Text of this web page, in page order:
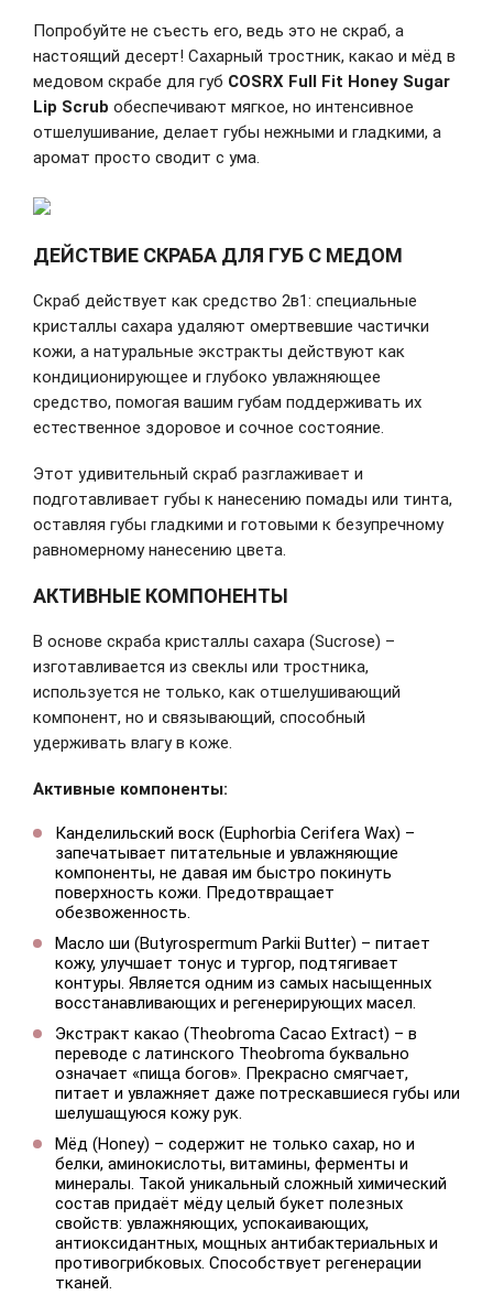
Попробуйте не съесть его, ведь это не скраб, а
настоящий десерт! Сахарный тростник, какао и мёд в
медовом скрабе для губ COSRX Full Fit Honey Sugar
Lip Scrub обеспечивают мягкое, но интенсивное
отшелушивание, делает губы нежными и гладкими, а
аромат просто сводит с ума.
ДЕЙСТВИЕ СКРАБА ДЛЯ ГУБ С МЕДОМ
Скраб действует как средство 2в1: специальные
кристаллы сахара удаляют омертвевшие частички
кожи, а натуральные экстракты действуют как
кондиционирующее и глубоко увлажняющее
средство, помогая вашим губам поддерживать их
естественное здоровое и сочное состояние.
Этот удивительный скраб разглаживает и
подготавливает губы к нанесению помады или тинта,
оставляя губы гладкими и готовыми к безупречному
равномерному нанесению цвета.
АКТИВНЫЕ КОМПОНЕНТЫ
В основе скраба кристаллы сахара (Sucrose) –
изготавливается из свеклы или тростника,
используется не только, как отшелушивающий
компонент, но и связывающий, способный
удерживать влагу в коже.
Активные компоненты:
Канделильский воск (Euphorbia Cerifera Wax) –
запечатывает питательные и увлажняющие
компоненты, не давая им быстро покинуть
поверхность кожи. Предотвращает
обезвоженность.
Масло ши (Butyrospermum Parkii Butter) – питает
кожу, улучшает тонус и тургор, подтягивает
контуры. Является одним из самых насыщенных
восстанавливающих и регенерирующих масел.
Экстракт какао (Theobroma Cacao Extract) – в
переводе с латинского Theobroma буквально
означает «пища богов». Прекрасно смягчает,
питает и увлажняет даже потрескавшиеся губы или
шелушащуюся кожу рук.
Мёд (Honey) – содержит не только сахар, но и
белки, аминокислоты, витамины, ферменты и
минералы. Такой уникальный сложный химический
состав придаёт мёду целый букет полезных
свойств: увлажняющих, успокаивающих,
антиоксидантных, мощных антибактериальных и
противогрибковых. Способствует регенерации
тканей.